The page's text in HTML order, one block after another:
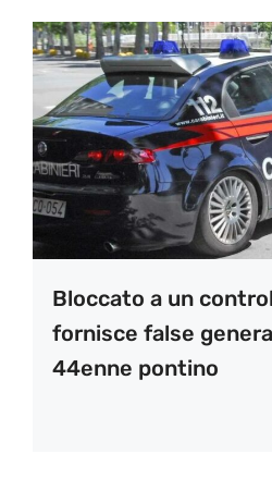
Bloccato a un
fornisce false
44enne pontino